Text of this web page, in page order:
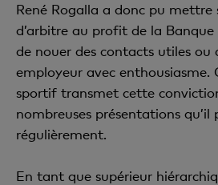
René Rogalla a donc pu mettre
d’arbitre au profit de la Banque
de nouer des contacts utiles ou
employeur avec enthousiasme.
sportif transmet cette
nombreuses présentations qu’il
régulièrement.
En tant que supérieur